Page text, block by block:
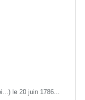
le 20 juin 1786...